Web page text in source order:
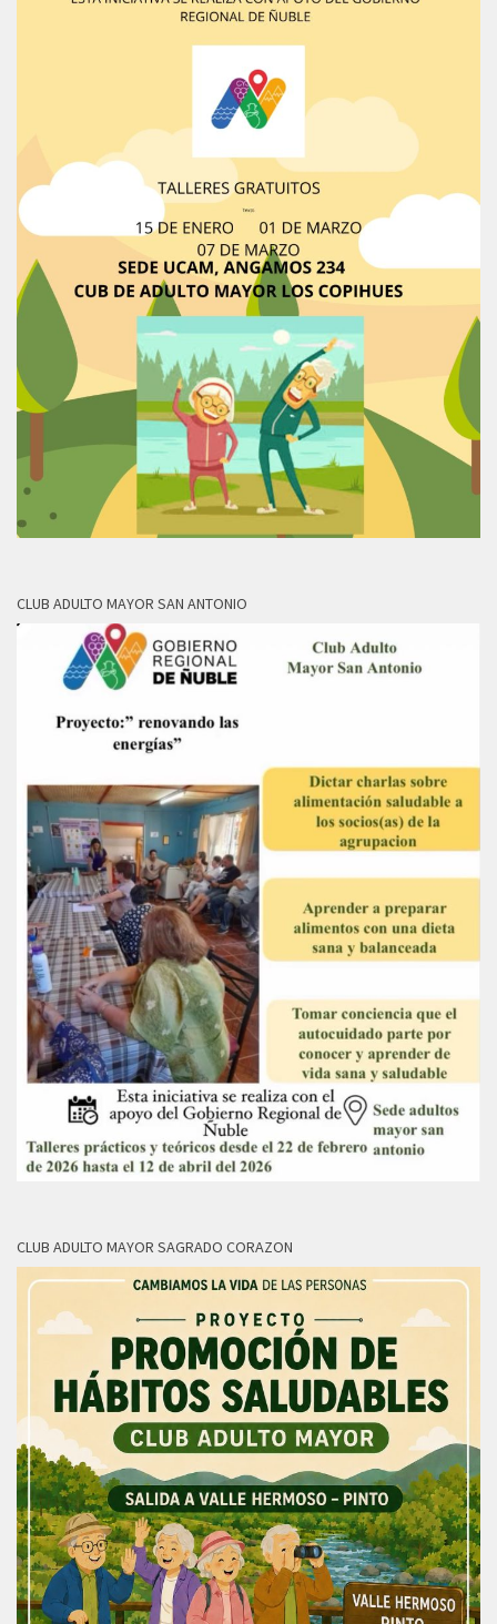
CLUB ADULTO MAYOR SAN ANTONIO
CLUB ADULTO MAYOR SAGRADO CORAZON